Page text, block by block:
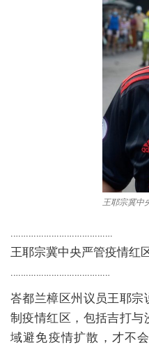
王耶宗冀中
………………………………….
王耶宗冀中央严管疫情红
…………………………………
峇都兰樟区州议员王耶宗
制疫情红区，包括吉打与
域避免疫情扩散，才不